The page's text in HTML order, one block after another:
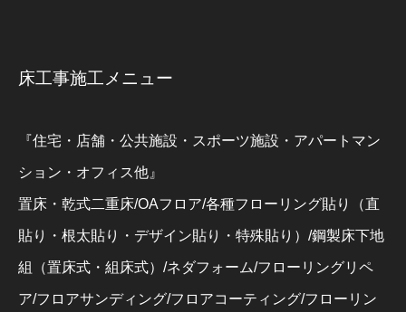
床工事施工メニュー
『住宅・店舗・公共施設・スポーツ施設・アパートマン
ション・オフィス他』
置床・乾式二重床/OAフロア/各種フローリング貼り（直
貼り・根太貼り・デザイン貼り・特殊貼り）/鋼製床下地
組（置床式・組床式）/ネダフォーム/フローリングリペ
ア/フロアサンディング/フロアコーティング/フローリン